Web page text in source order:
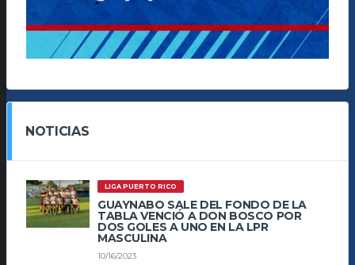
NOTICIAS
LIGA PUERTO RICO
GUAYNABO SALE DEL FONDO DE LA
TABLA VENCIÓ A DON BOSCO POR
DOS GOLES A UNO EN LA LPR
MASCULINA
10/16/2023